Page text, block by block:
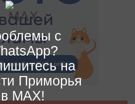
с
на
Приморья
в MAX!